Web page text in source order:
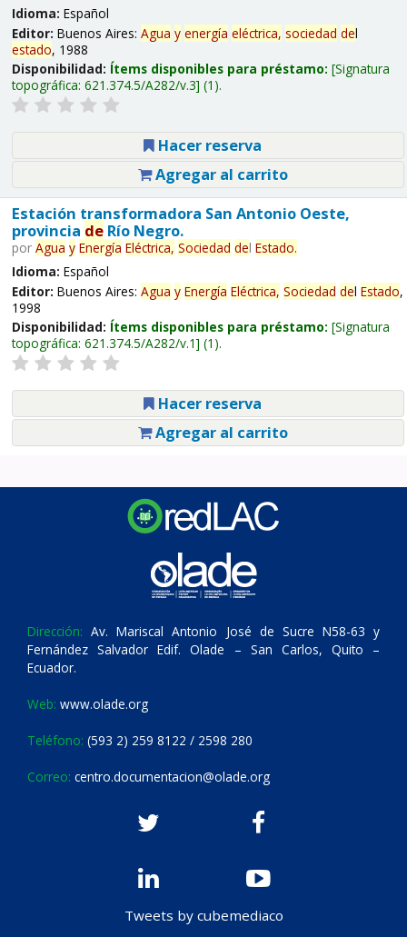
Idioma: Español
Editor: Buenos Aires: Agua y energía eléctrica, sociedad del
estado, 1988
Disponibilidad: Ítems disponibles para préstamo: Signatura
topográfica: 621.374.5/A282/v.3 (1).
Hacer reserva
Agregar al carrito
Estación transformadora San Antonio Oeste,
provincia deRío Negro.
por Agua y Energía Eléctrica, Sociedad del Estado.
Idioma: Español
Editor: Buenos Aires: Agua y Energía Eléctrica, Sociedad del Estado,
1998
Disponibilidad: Ítems disponibles para préstamo: Signatura
topográfica: 621.374.5/A282/v.1 (1).
Hacer reserva
Agregar al carrito
Dirección: Av. Mariscal Antonio José de Sucre N58-63 y
Fernández Salvador Edif. Olade – San Carlos, Quito –
Ecuador.
Web: www.olade.org
Teléfono: (593 2) 259 8122 / 2598 280
Correo: centro.documentacion@olade.org
Tweets by cubemediaco